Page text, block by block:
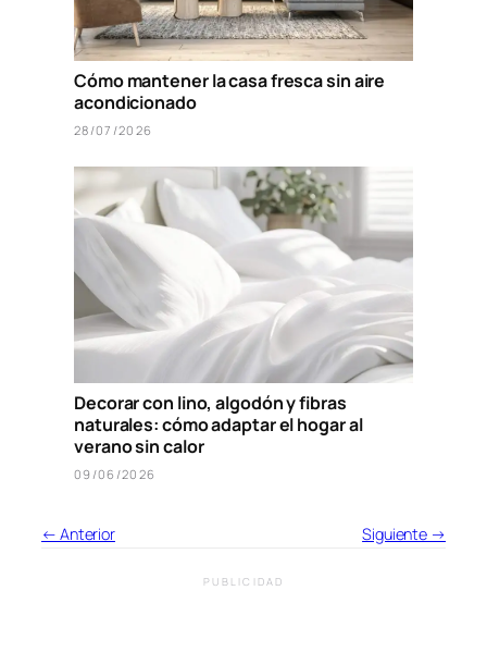
Cómo mantener la casa fresca sin aire
acondicionado
28/07/2026
Decorar con lino, algodón y fibras
naturales: cómo adaptar el hogar al
verano sin calor
09/06/2026
← Anterior Siguiente →
PUBLICIDAD